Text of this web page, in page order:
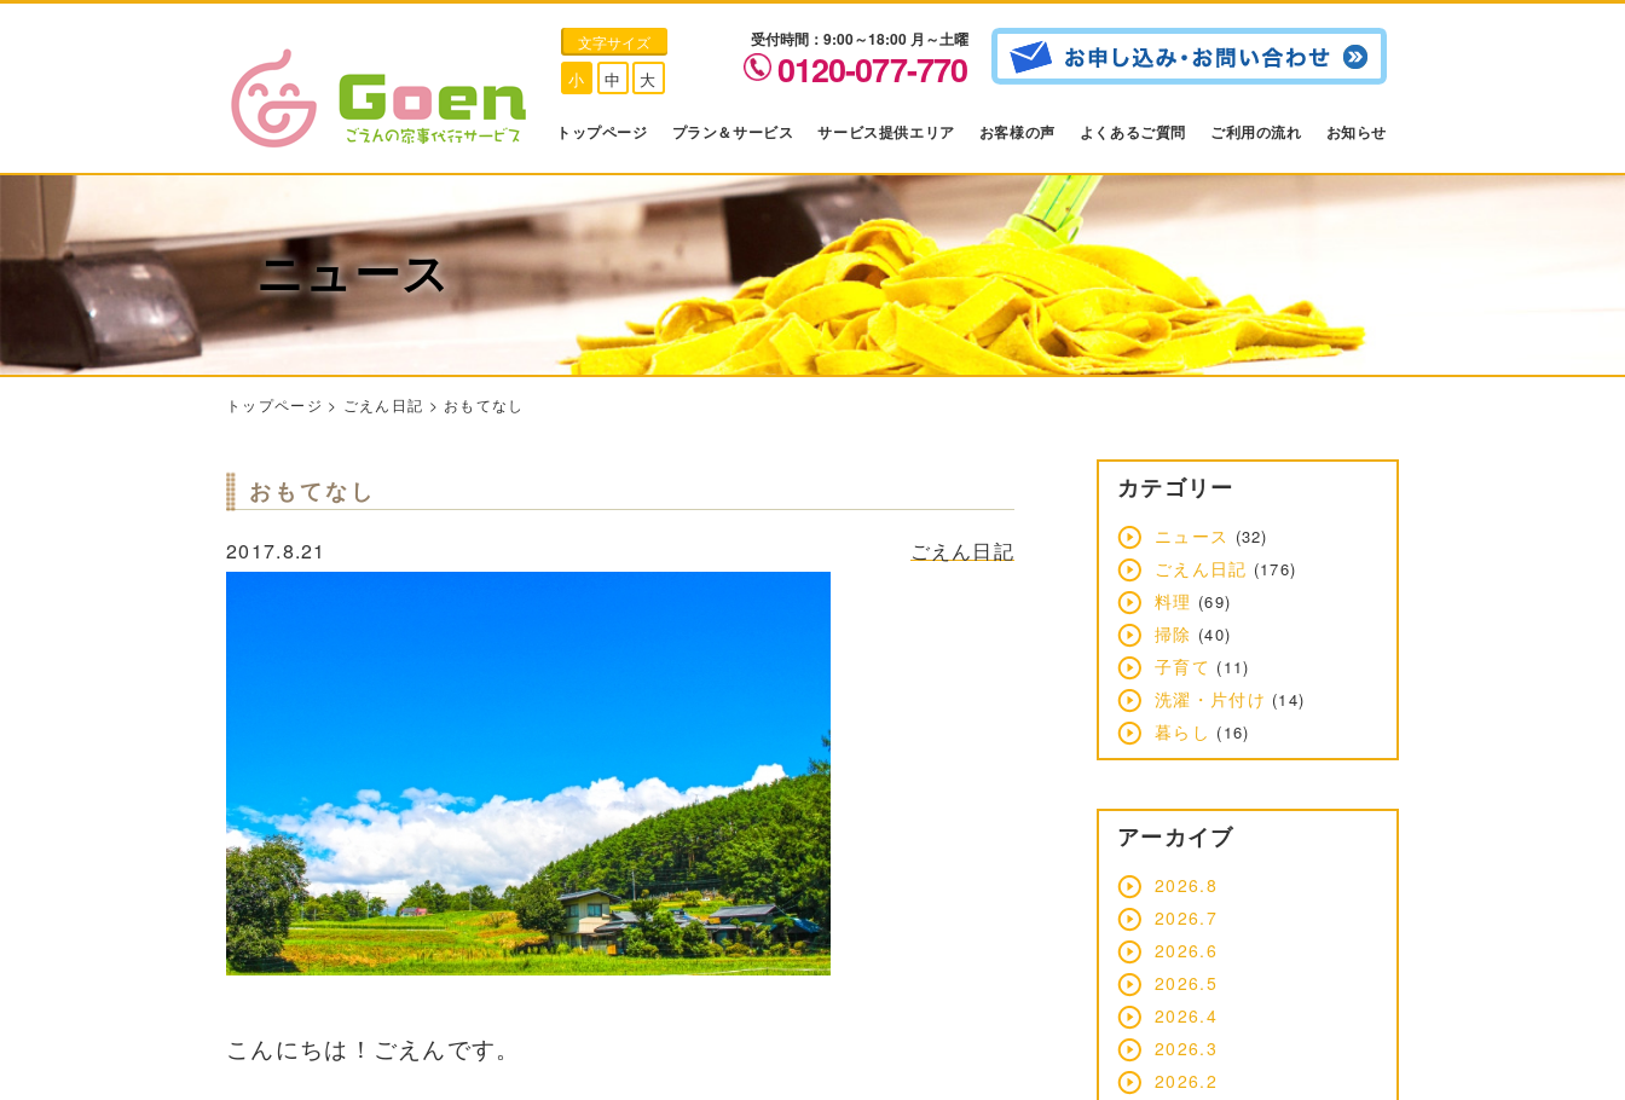
文字サイズ
小 中 大
受付時間：9:00～18:00 月～土曜
0120-077-770
トップページ プラン＆サービス サービス提供エリア お客様の声 よくあるご質問 ご利用の流れ お知らせ
ニュース
トップページ > ごえん日記 > おもてなし
おもてなし
2017.8.21 ごえん日記
こんにちは！ごえんです。
カテゴリー
ニュース (32)
ごえん日記 (176)
料理 (69)
掃除 (40)
子育て (11)
洗濯・片付け (14)
暮らし (16)
アーカイブ
2026.8
2026.7
2026.6
2026.5
2026.4
2026.3
2026.2